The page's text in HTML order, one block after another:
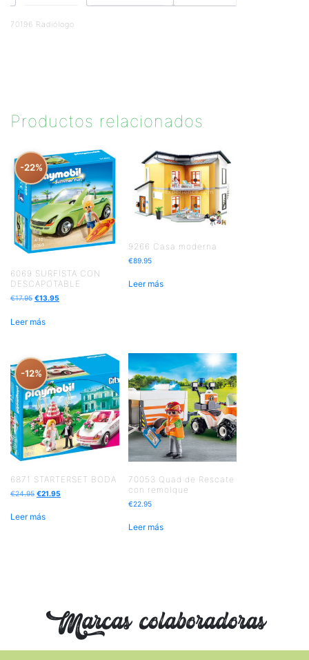
70196 Radiólogo
Productos relacionados
-22%
6069 SURFISTA CON
DESCAPOTABLE
€17.95 €13.95
Leer más
9266 Casa moderna
€89.95
Leer más
-12%
6871 STARTERSET BODA
€24.95 €21.95
Leer más
70053 Quad de Rescate
con remolque
€22.95
Leer más
Marcas colaboradoras